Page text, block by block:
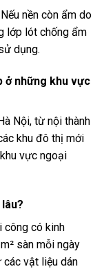
nền còn ẩm do
lớp lót chống ẩm
dụng.
ở những khu vực
Nội, từ nội thành
khu đô thị mới
vực ngoại
công có kinh
sàn mỗi ngày
các vật liệu dán